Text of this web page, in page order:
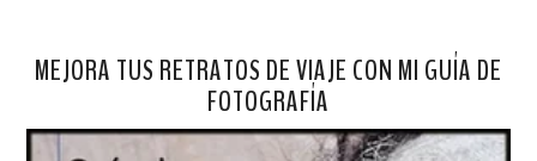
MEJORA TUS RETRATOS DE VIAJE CON MI GUÍA DE
FOTOGRAFÍA